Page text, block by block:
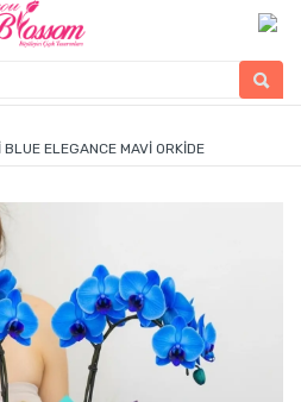
ELEGANCE MAVI ORKIDE